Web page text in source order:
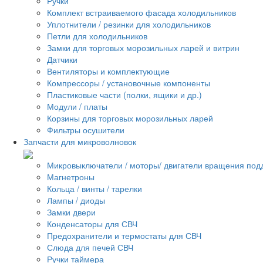
Комплект встраиваемого фасада холодильников
Уплотнители / резинки для холодильников
Петли для холодильников
Замки для торговых морозильных ларей и витрин
Датчики
Вентиляторы и комплектующие
Компрессоры / установочные компоненты
Пластиковые части (полки, ящики и др.)
Модули / платы
Корзины для торговых морозильных ларей
Фильтры осушители
Запчасти для микроволновок
Микровыключатели / моторы/ двигатели вращения
Магнетроны
Кольца / винты / тарелки
Лампы / диоды
Замки двери
Конденсаторы для СВЧ
Предохранители и термостаты для СВЧ
Слюда для печей СВЧ
Ручки таймера